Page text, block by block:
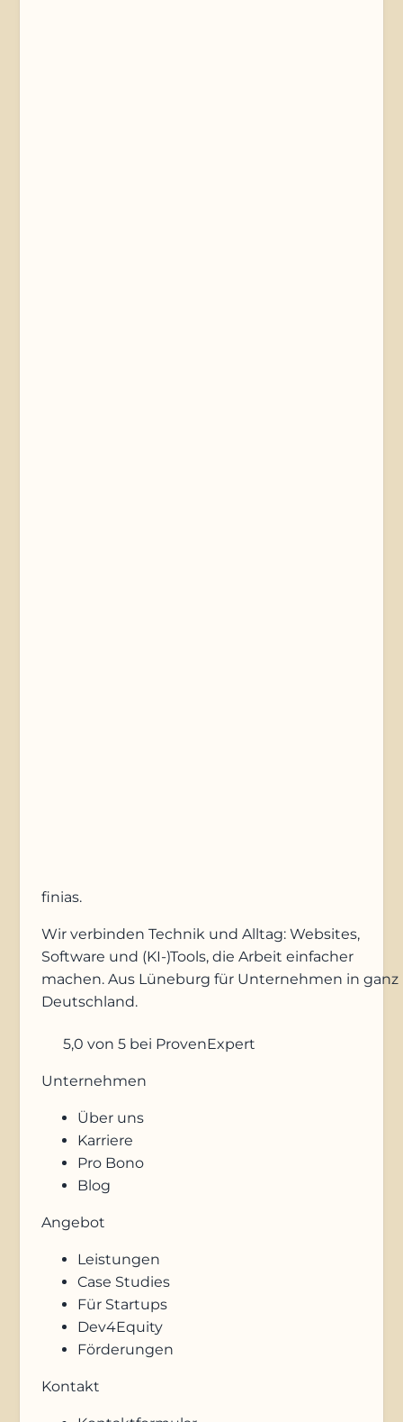
finias.
Wir verbinden Technik und Alltag: Websites,
Software und (KI-)Tools, die Arbeit einfacher
machen. Aus Lüneburg für Unternehmen in ganz
Deutschland.
5,0 von 5 bei ProvenExpert
Unternehmen
Über uns
Karriere
Pro Bono
Blog
Angebot
Leistungen
Case Studies
Für Startups
Dev4Equity
Förderungen
Kontakt